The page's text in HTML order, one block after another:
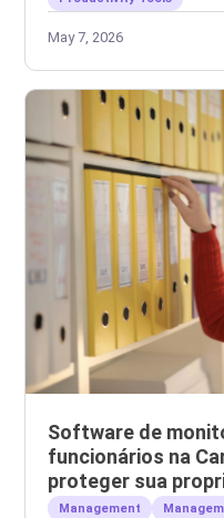
May 7, 2026
Software de
funcionários na
proteger sua
Management